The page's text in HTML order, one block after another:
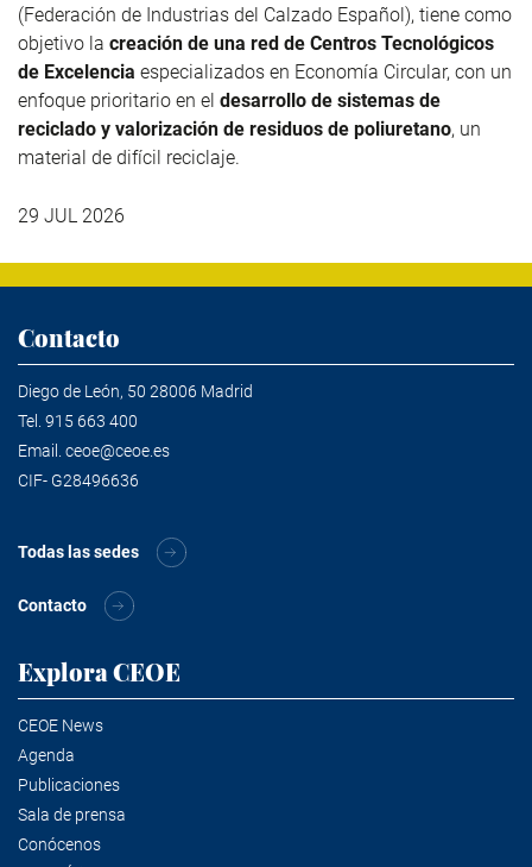
(Federación de Industrias del Calzado Español), tiene como
objetivo la creación de una red de Centros Tecnológicos
de Excelencia especializados en Economía Circular, con un
enfoque prioritario en el desarrollo de sistemas de
reciclado y valorización de residuos de poliuretano, un
material de difícil reciclaje.
29 JUL 2026
Contacto
Diego de León, 50 28006 Madrid
Tel. 915 663 400
Email. ceoe@ceoe.es
CIF- G28496636
Todas las sedes
Contacto
Explora CEOE
CEOE News
Agenda
Publicaciones
Sala de prensa
Conócenos